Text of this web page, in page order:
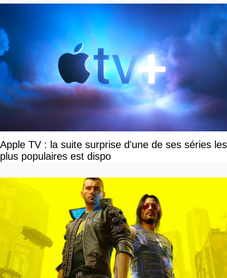
Apple TV : la suite surprise d'une de ses séries les
plus populaires est dispo